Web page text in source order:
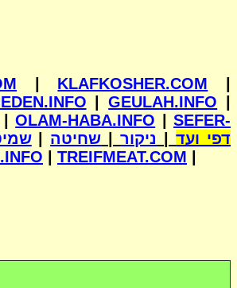
KLAFKOSHER.COM
|GEULAH.INFO
|OLAM-HABA.INFO |SEFER-
| שחיטה |ניקור |דפי ועד
TREIFMEAT.COM